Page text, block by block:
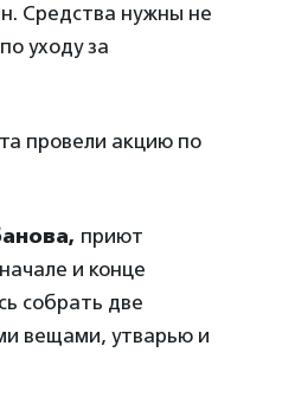
Средства нужны не
уходу за
провели акцию по
приют
и конце
собрать две
вещами, утварью и